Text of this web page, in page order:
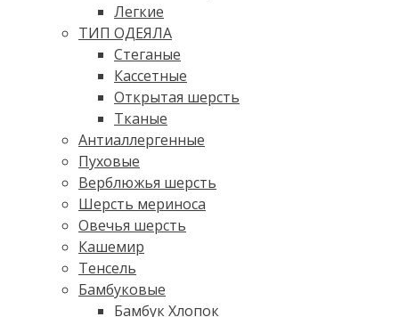
Легкие
ТИП ОДЕЯЛА
Стеганые
Кассетные
Открытая шерсть
Тканые
Антиаллергенные
Пуховые
Верблюжья шерсть
Шерсть мериноса
Овечья шерсть
Кашемир
Тенсель
Бамбуковые
Бамбук Хлопок